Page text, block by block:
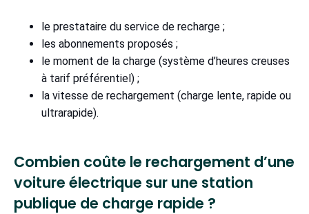
le prestataire du service de recharge ;
les abonnements proposés ;
le moment de la charge (système d’heures creuses
à tarif préférentiel) ;
la vitesse de rechargement (charge lente, rapide ou
ultrarapide).
Combien coûte le rechargement d’une
voiture électrique sur une station
publique de charge rapide ?